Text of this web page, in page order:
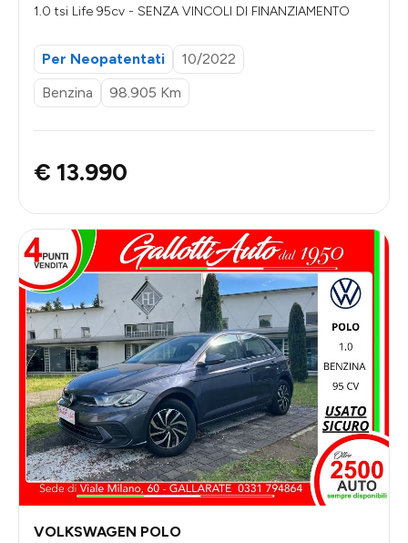
1.0 tsi Life 95cv - SENZA VINCOLI DI FINANZIAMENTO
Per Neopatentati
10/2022
Benzina
98.905 Km
€ 13.990
VOLKSWAGEN POLO